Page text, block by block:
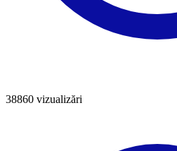
38860 vizualizări